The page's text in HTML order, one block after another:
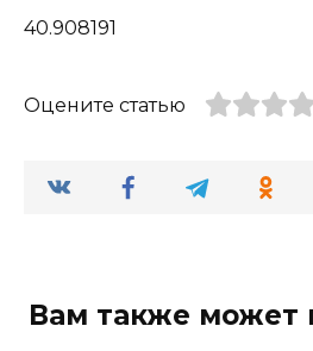
40.908191
Оцените статью
Вам также может